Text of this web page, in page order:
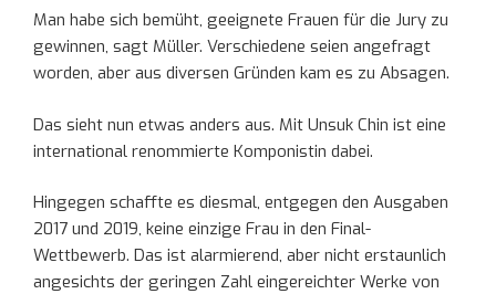
Man habe sich bemüht, geeignete Frauen für die Jury zu
gewinnen, sagt Müller. Verschiedene seien angefragt
worden, aber aus diversen Gründen kam es zu Absagen.
Das sieht nun etwas anders aus. Mit Unsuk Chin ist eine
international renommierte Komponistin dabei.
Hingegen schaffte es diesmal, entgegen den Ausgaben
2017 und 2019, keine einzige Frau in den Final-
Wettbewerb. Das ist alarmierend, aber nicht erstaunlich
angesichts der geringen Zahl eingereichter Werke von